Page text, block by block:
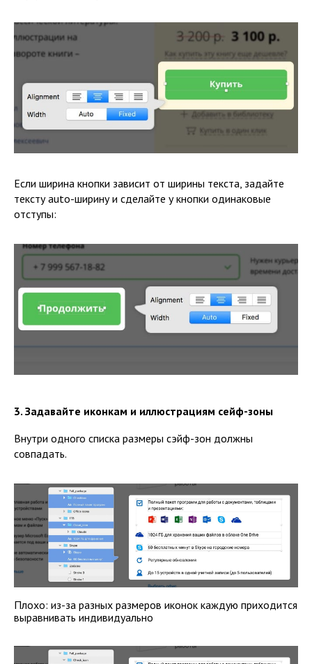
Если ширина кнопки зависит от ширины текста, задайте
тексту auto-ширину и сделайте у кнопки одинаковые
отступы:
3. Задавайте иконкам и иллюстрациям сейф-зоны
Внутри одного списка размеры сэйф-зон должны
совпадать.
Плохо: из-за разных размеров иконок каждую приходится
выравнивать индивидуально